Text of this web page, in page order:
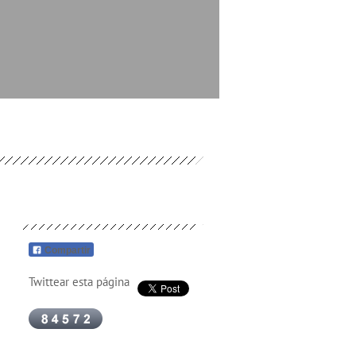
Compartir
Twittear esta página